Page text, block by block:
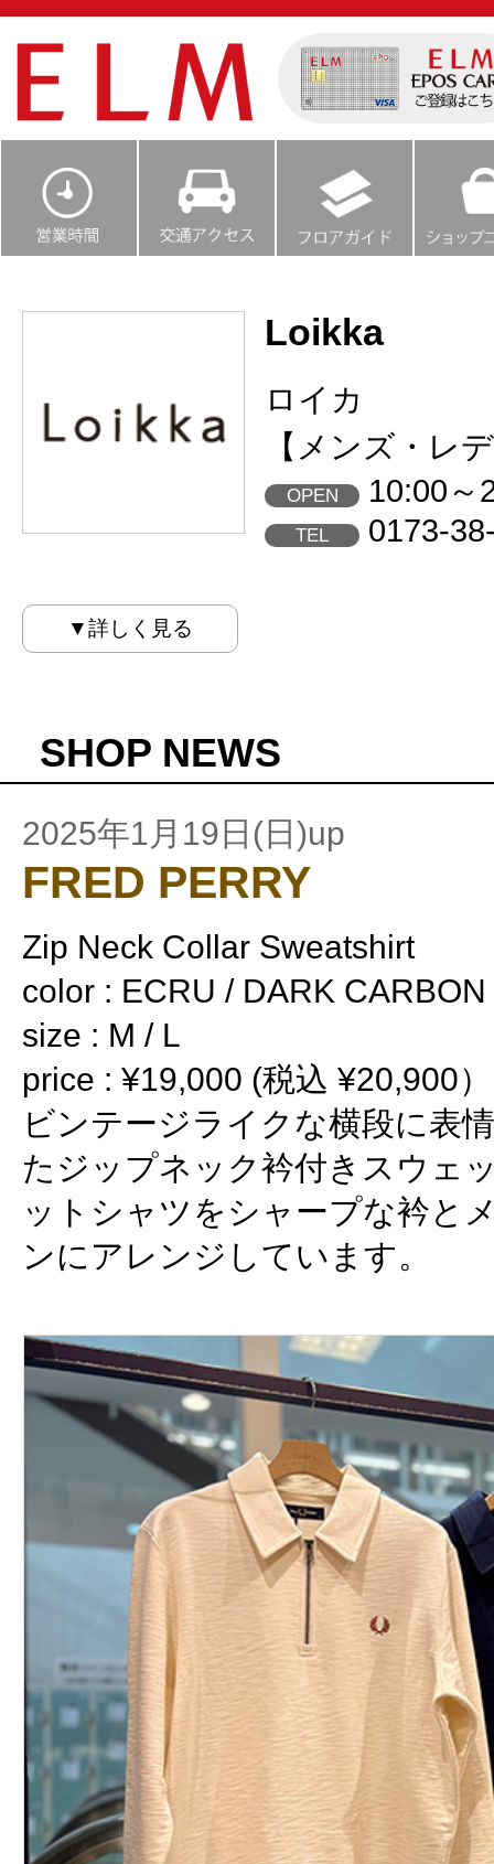
Loikka
ロイカ
【メンズ・レ
OPEN 10:00～
TEL 0173-
▼詳しく見る
SHOP NEWS
2025年1月19日(日)up
FRED PERRY
Zip Neck Collar Sweatshirt
color : ECRU / DARK CARBON
size : M / L
price : ¥19,000 (税込 ¥20,900）
ビンテージライクな横段に表
たジップネック衿付きスウェ
ットシャツをシャープな衿と
ンにアレンジしています。